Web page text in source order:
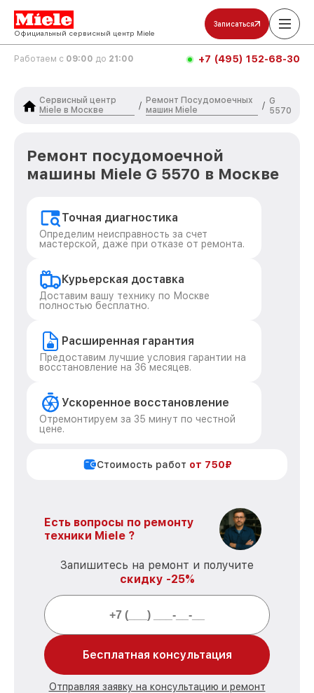
Официальный сервисный центр Miele
Записаться
Работаем с 09:00 до 21:00 +7 (495) 152-68-30
Сервисный центр
Miele в Москве
/
Ремонт Посудомоечных
машин Miele
/ G
5570
Ремонт посудомоечной
машины Miele G 5570 в Москве
Точная диагностика
Определим неисправность за счет
мастерской, даже при отказе от ремонта.
Курьерская доставка
Доставим вашу технику по Москве
полностью бесплатно.
Расширенная гарантия
Предоставим лучшие условия гарантии на
восстановление на 36 месяцев.
Ускоренное восстановление
Отремонтируем за 35 минут по честной
цене.
Стоимость работ от 750₽
Есть вопросы по ремонту
техники Miele ?
Запишитесь на ремонт и получите
скидку -25%
Бесплатная консультация
Отправляя заявку на консультацию и ремонт